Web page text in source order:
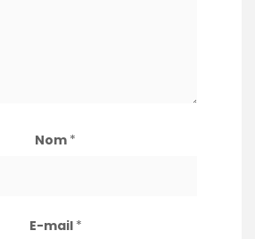
Nom *
E-mail *